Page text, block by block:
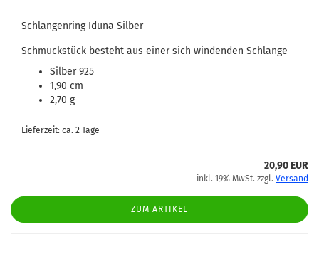
Schlangenring Iduna Silber
Schmuckstück besteht aus einer sich windenden Schlange
Silber 925
1,90 cm
2,70 g
Lieferzeit: ca. 2 Tage
20,90 EUR
inkl. 19% MwSt. zzgl. Versand
ZUM ARTIKEL